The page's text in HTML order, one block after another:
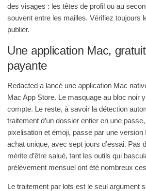
des visages : les têtes de profil ou au
souvent entre les mailles. Vérifiez toujours
publier.
Une application Mac,
payante
Redacted a lancé une application Mac
Mac App Store. Le masquage au bloc noir
compte. Le reste, à savoir la détection
traitement d’un dossier entier en une
pixelisation et émoji, passe par une version
achat unique, avec sept jours d’essai. Pas
mérite d’être salué, tant les outils qui
prélèvement mensuel ont été nombreux
Le traitement par lots est le seul argument